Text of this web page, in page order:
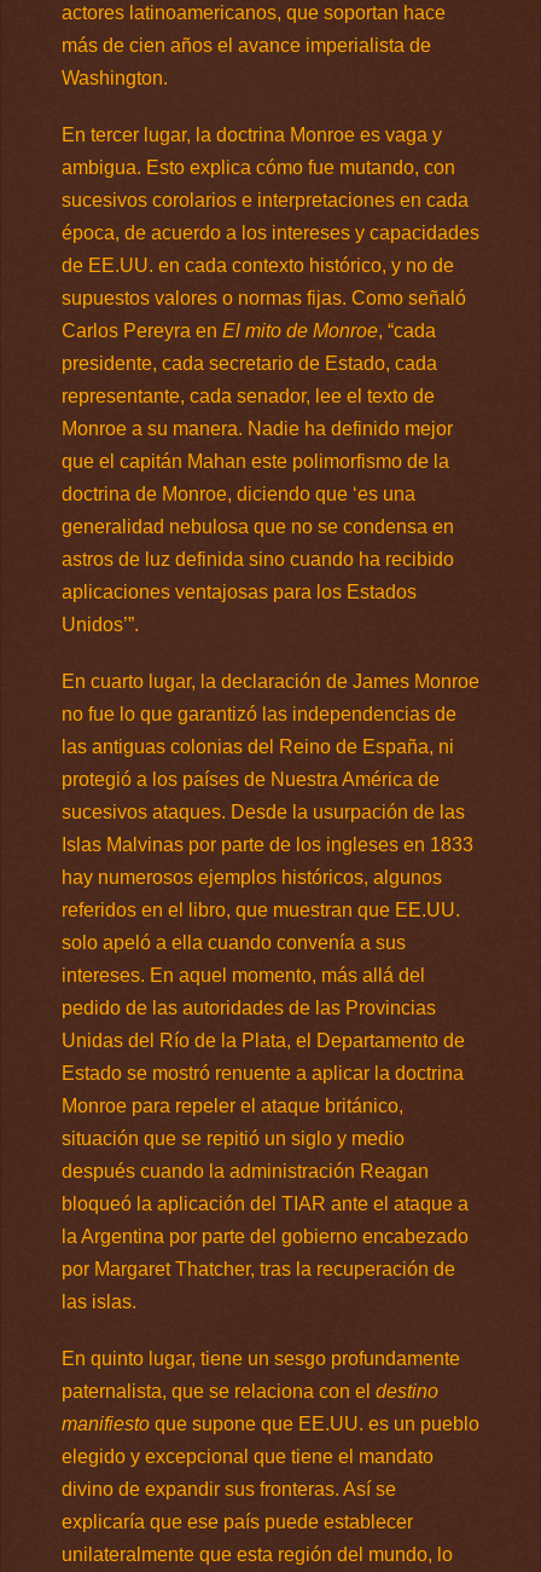
actores latinoamericanos, que soportan hace
más de cien años el avance imperialista de
Washington.
En tercer lugar, la doctrina Monroe es vaga y
ambigua. Esto explica cómo fue mutando, con
sucesivos corolarios e interpretaciones en cada
época, de acuerdo a los intereses y capacidades
de EE.UU. en cada contexto histórico, y no de
supuestos valores o normas fijas. Como señaló
Carlos Pereyra en El mito de Monroe, “cada
presidente, cada secretario de Estado, cada
representante, cada senador, lee el texto de
Monroe a su manera. Nadie ha definido mejor
que el capitán Mahan este polimorfismo de la
doctrina de Monroe, diciendo que ‘es una
generalidad nebulosa que no se condensa en
astros de luz definida sino cuando ha recibido
aplicaciones ventajosas para los Estados
Unidos’”.
En cuarto lugar, la declaración de James Monroe
no fue lo que garantizó las independencias de
las antiguas colonias del Reino de España, ni
protegió a los países de Nuestra América de
sucesivos ataques. Desde la usurpación de las
Islas Malvinas por parte de los ingleses en 1833
hay numerosos ejemplos históricos, algunos
referidos en el libro, que muestran que EE.UU.
solo apeló a ella cuando convenía a sus
intereses. En aquel momento, más allá del
pedido de las autoridades de las Provincias
Unidas del Río de la Plata, el Departamento de
Estado se mostró renuente a aplicar la doctrina
Monroe para repeler el ataque británico,
situación que se repitió un siglo y medio
después cuando la administración Reagan
bloqueó la aplicación del TIAR ante el ataque a
la Argentina por parte del gobierno encabezado
por Margaret Thatcher, tras la recuperación de
las islas.
En quinto lugar, tiene un sesgo profundamente
paternalista, que se relaciona con el destino
manifiesto que supone que EE.UU. es un pueblo
elegido y excepcional que tiene el mandato
divino de expandir sus fronteras. Así se
explicaría que ese país puede establecer
unilateralmente que esta región del mundo, lo